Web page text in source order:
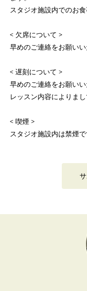
スタジオ施設内でのお
< 欠席について >
早めのご連絡をお願いい
< 遅刻について >
早めのご連絡をお願いい
レッスン内容によりま
< 喫煙 >
スタジオ施設内は禁煙で